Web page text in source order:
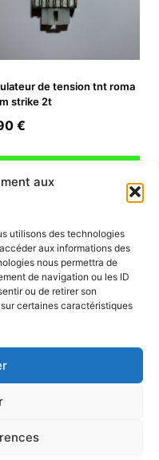
aux
utilisons des technologies
aux informations des
nous permettra de
de navigation ou les ID
ou de retirer son
certaines caractéristiques
de tension tnt roma
strike 2t
€
Ajouter au panier